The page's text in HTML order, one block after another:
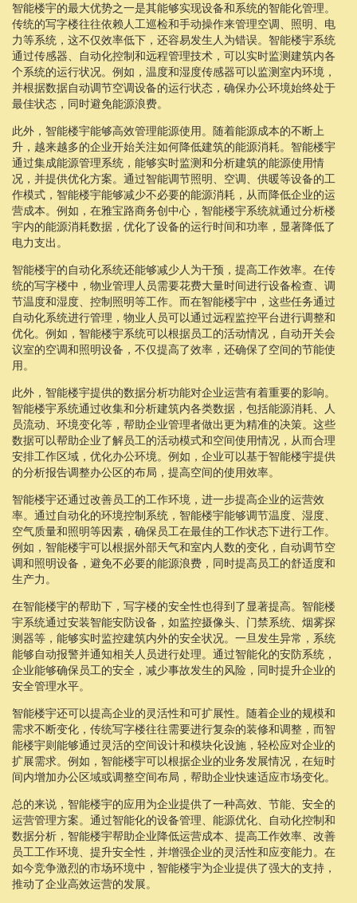
智能楼宇的最大优势之一是其能够实现设备和系统的智能化管理。
传统的写字楼往往依赖人工巡检和手动操作来管理空调、照明、电
力等系统，这不仅效率低下，还容易发生人为错误。智能楼宇系统
通过传感器、自动化控制和远程管理技术，可以实时监测建筑内各
个系统的运行状况。例如，温度和湿度传感器可以监测室内环境，
并根据数据自动调节空调设备的运行状态，确保办公环境始终处于
最佳状态，同时避免能源浪费。
此外，智能楼宇能够高效管理能源使用。随着能源成本的不断上
升，越来越多的企业开始关注如何降低建筑的能源消耗。智能楼宇
通过集成能源管理系统，能够实时监测和分析建筑的能源使用情
况，并提供优化方案。通过智能调节照明、空调、供暖等设备的工
作模式，智能楼宇能够减少不必要的能源消耗，从而降低企业的运
营成本。例如，在雅宝路商务创中心，智能楼宇系统就通过分析楼
宇内的能源消耗数据，优化了设备的运行时间和功率，显著降低了
电力支出。
智能楼宇的自动化系统还能够减少人为干预，提高工作效率。在传
统的写字楼中，物业管理人员需要花费大量时间进行设备检查、调
节温度和湿度、控制照明等工作。而在智能楼宇中，这些任务通过
自动化系统进行管理，物业人员可以通过远程监控平台进行调整和
优化。例如，智能楼宇系统可以根据员工的活动情况，自动开关会
议室的空调和照明设备，不仅提高了效率，还确保了空间的节能使
用。
此外，智能楼宇提供的数据分析功能对企业运营有着重要的影响。
智能楼宇系统通过收集和分析建筑内各类数据，包括能源消耗、人
员流动、环境变化等，帮助企业管理者做出更为精准的决策。这些
数据可以帮助企业了解员工的活动模式和空间使用情况，从而合理
安排工作区域，优化办公环境。例如，企业可以基于智能楼宇提供
的分析报告调整办公区的布局，提高空间的使用效率。
智能楼宇还通过改善员工的工作环境，进一步提高企业的运营效
率。通过自动化的环境控制系统，智能楼宇能够调节温度、湿度、
空气质量和照明等因素，确保员工在最佳的工作状态下进行工作。
例如，智能楼宇可以根据外部天气和室内人数的变化，自动调节空
调和照明设备，避免不必要的能源浪费，同时提高员工的舒适度和
生产力。
在智能楼宇的帮助下，写字楼的安全性也得到了显著提高。智能楼
宇系统通过安装智能安防设备，如监控摄像头、门禁系统、烟雾探
测器等，能够实时监控建筑内外的安全状况。一旦发生异常，系统
能够自动报警并通知相关人员进行处理。通过智能化的安防系统，
企业能够确保员工的安全，减少事故发生的风险，同时提升企业的
安全管理水平。
智能楼宇还可以提高企业的灵活性和可扩展性。随着企业的规模和
需求不断变化，传统写字楼往往需要进行复杂的装修和调整，而智
能楼宇则能够通过灵活的空间设计和模块化设施，轻松应对企业的
扩展需求。例如，智能楼宇可以根据企业的业务发展情况，在短时
间内增加办公区域或调整空间布局，帮助企业快速适应市场变化。
总的来说，智能楼宇的应用为企业提供了一种高效、节能、安全的
运营管理方案。通过智能化的设备管理、能源优化、自动化控制和
数据分析，智能楼宇帮助企业降低运营成本、提高工作效率、改善
员工工作环境、提升安全性，并增强企业的灵活性和应变能力。在
如今竞争激烈的市场环境中，智能楼宇为企业提供了强大的支持，
推动了企业高效运营的发展。